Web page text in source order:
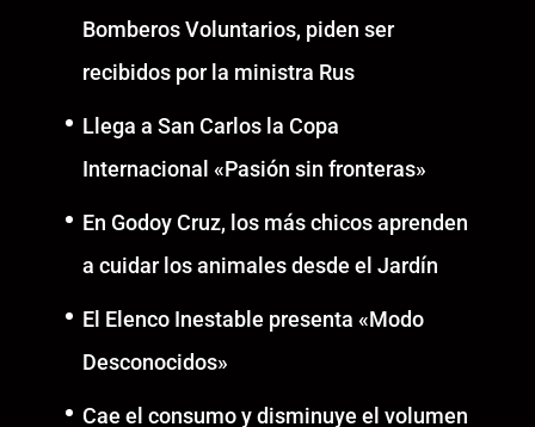
Bomberos Voluntarios, piden ser
recibidos por la ministra Rus
Llega a San Carlos la Copa
Internacional «Pasión sin fronteras»
En Godoy Cruz, los más chicos aprenden
a cuidar los animales desde el Jardín
El Elenco Inestable presenta «Modo
Desconocidos»
Cae el consumo y disminuye el volumen